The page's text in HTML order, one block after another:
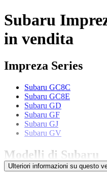
Subaru
in vendita
Impreza Series
Subaru GC8C
Subaru GC8E
Subaru GD
Subaru GF
Subaru GJ
Subaru GV
Modelli di Subaru
Ulteriori informazioni su questo